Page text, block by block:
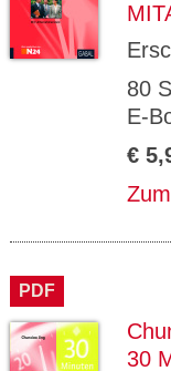
80
E-
€
PDF
30